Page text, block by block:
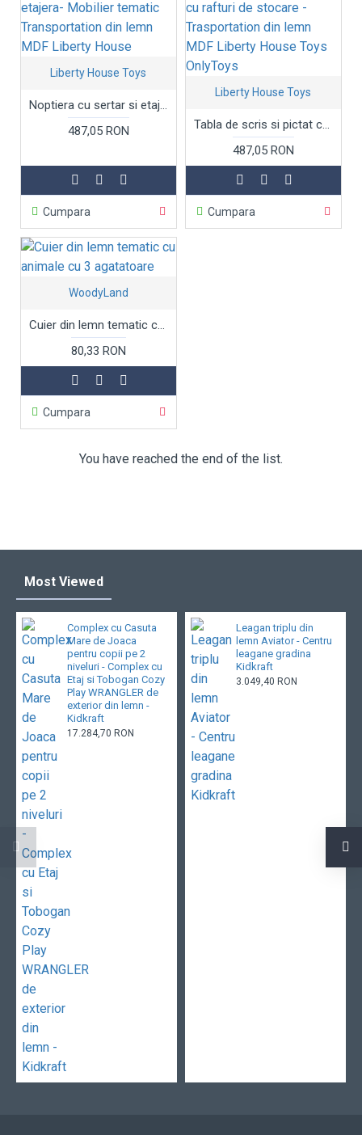
Liberty House Toys
Noptiera cu sertar si etajera- Mobilier tematic Transportation din lemn MDF Liberty House
487,05 RON
Cumpara
Liberty House Toys
Tabla de scris si pictat cu rafturi de stocare -Trasportation din lemn MDF Liberty House Toys OnlyToys
487,05 RON
Cumpara
WoodyLand
Cuier din lemn tematic cu animale cu 3 agatatoare
80,33 RON
Cumpara
You have reached the end of the list.
Most Viewed
Complex cu Casuta
Mare de Joaca
pentru copii pe 2
niveluri - Complex cu
Etaj si Tobogan Cozy
Play WRANGLER de
exterior din lemn -
Kidkraft
17.284,70 RON
Leagan triplu din
lemn Aviator - Centru
leagane gradina
Kidkraft
3.049,40 RON